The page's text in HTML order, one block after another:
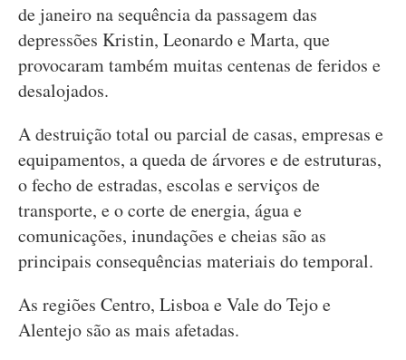
de janeiro na sequência da passagem das
depressões Kristin, Leonardo e Marta, que
provocaram também muitas centenas de feridos e
desalojados.
A destruição total ou parcial de casas, empresas e
equipamentos, a queda de árvores e de estruturas,
o fecho de estradas, escolas e serviços de
transporte, e o corte de energia, água e
comunicações, inundações e cheias são as
principais consequências materiais do temporal.
As regiões Centro, Lisboa e Vale do Tejo e
Alentejo são as mais afetadas.